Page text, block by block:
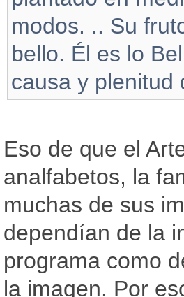
modos. .. Su
bello. Él es lo
causa y plenitud
Eso de que el
analfabetos, la
muchas de sus
dependían de la
programa como
la imagen. Por